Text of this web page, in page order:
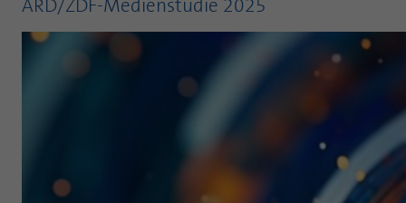
ARD/ZDF-Medienstudie 2025